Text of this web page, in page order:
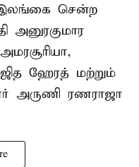
இலங்கை சென்ற
அனுரகுமார
ஹேரத் மற்றும்
அருணி ரணராஜா